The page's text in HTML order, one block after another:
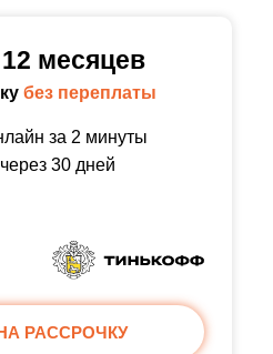
месяцев
без переплаты
за 2 минуты
30 дней
РАССРОЧКУ